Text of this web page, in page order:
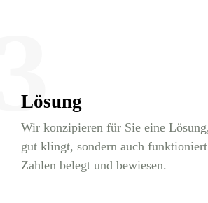
Lösung
Wir konzipieren für Sie eine
gut klingt, sondern auch
Zahlen belegt und bewiesen.